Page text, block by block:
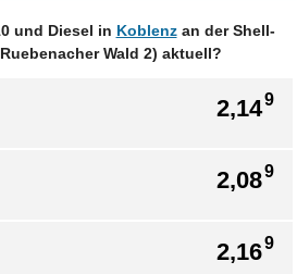
und Diesel in Koblenzan der Shell-
Wald 2) aktuell?
2,149
2,089
2,169